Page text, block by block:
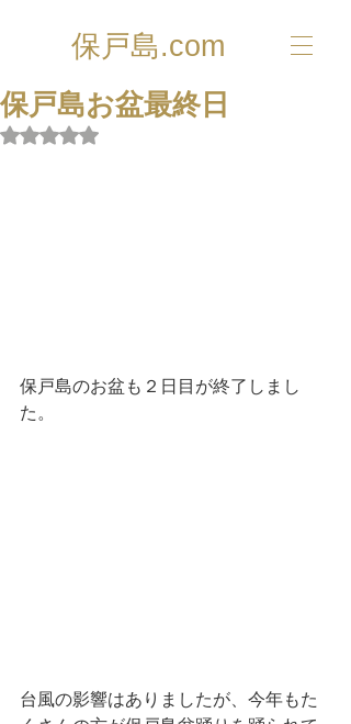
保戸島.com
保戸島お盆最終日
5つ星のうちNaNと評価されています。
保戸島のお盆も２日目が終了しまし
た。
台風の影響はありましたが、今年もた